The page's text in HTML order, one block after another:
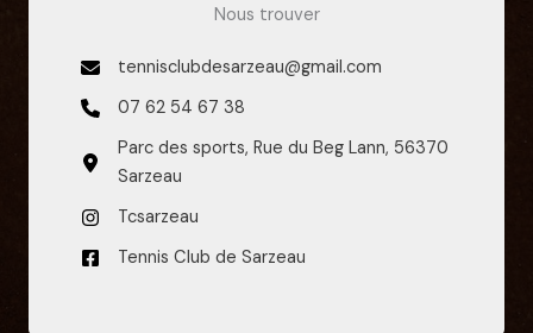
Nous trouver
tennisclubdesarzeau@gmail.com
07 62 54 67 38
Parc des sports, Rue du Beg Lann, 56370
Sarzeau
Tcsarzeau
Tennis Club de Sarzeau